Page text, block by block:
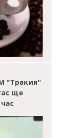
"Тракия"
ще